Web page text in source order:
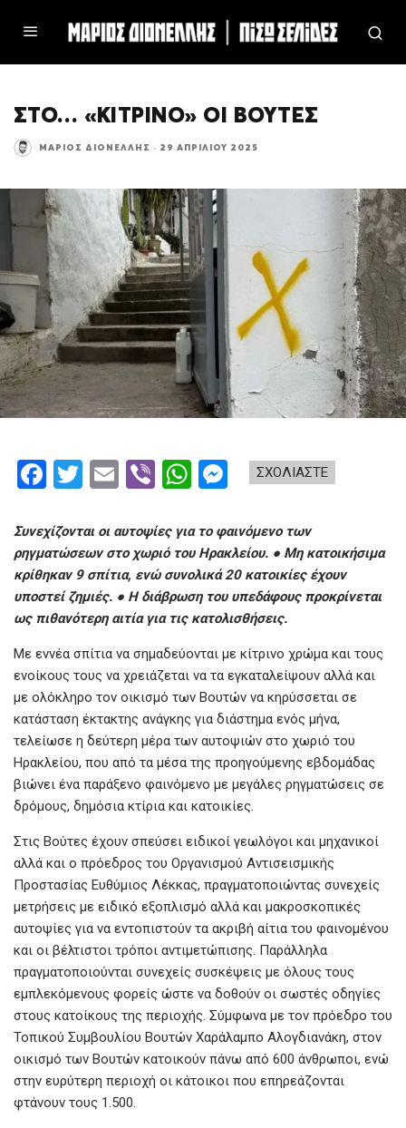
ΣΤΟ… «ΚΙΤΡΙΝΟ» ΟΙ ΒΟΥΤΕΣ
ΜΆΡΙΟΣ ΔΙΟΝΈΛΛΗΣ · 29 ΑΠΡΙΛΊΟΥ 2025
ΣΧΟΛΙΑΣΤΕ
F
ce
b
o
o
k
T
tt
er
E
ail
Vi
er
W
at
s
A
p
p
se
n
g
er
Συνεχίζονται οι αυτοψίες για το φαινόμενο των
ρηγματώσεων στο χωριό του Ηρακλείου. ● Μη κατοικήσιμα
κρίθηκαν 9 σπίτια, ενώ συνολικά 20 κατοικίες έχουν
υποστεί ζημιές. ● Η διάβρωση του υπεδάφους προκρίνεται
ως πιθανότερη αιτία για τις κατολισθήσεις.
Με εννέα σπίτια να σημαδεύονται με κίτρινο χρώμα και τους
ενοίκους τους να χρειάζεται να τα εγκαταλείψουν αλλά και
με ολόκληρο τον οικισμό των Βουτών να κηρύσσεται σε
κατάσταση έκτακτης ανάγκης για διάστημα ενός μήνα,
τελείωσε η δεύτερη μέρα των αυτοψιών στο χωριό του
Ηρακλείου, που από τα μέσα της προηγούμενης εβδομάδας
βιώνει ένα παράξενο φαινόμενο με μεγάλες ρηγματώσεις σε
δρόμους, δημόσια κτίρια και κατοικίες.
Στις Βούτες έχουν σπεύσει ειδικοί γεωλόγοι και μηχανικοί
αλλά και ο πρόεδρος του Οργανισμού Αντισεισμικής
Προστασίας Ευθύμιος Λέκκας, πραγματοποιώντας συνεχείς
μετρήσεις με ειδικό εξοπλισμό αλλά και μακροσκοπικές
αυτοψίες για να εντοπιστούν τα ακριβή αίτια του φαινομένου
και οι βέλτιστοι τρόποι αντιμετώπισης. Παράλληλα
πραγματοποιούνται συνεχείς συσκέψεις με όλους τους
εμπλεκόμενους φορείς ώστε να δοθούν οι σωστές οδηγίες
στους κατοίκους της περιοχής. Σύμφωνα με τον πρόεδρο του
Τοπικού Συμβουλίου Βουτών Χαράλαμπο Αλογδιανάκη, στον
οικισμό των Βουτών κατοικούν πάνω από 600 άνθρωποι, ενώ
στην ευρύτερη περιοχή οι κάτοικοι που επηρεάζονται
φτάνουν τους 1.500.